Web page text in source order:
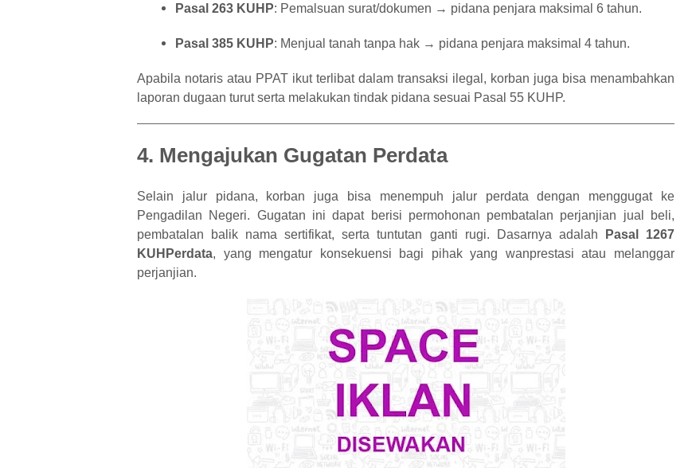
Pasal 263 KUHP: Pemalsuan surat/dokumen → pidana penjara maksimal 6 tahun.
Pasal 385 KUHP: Menjual tanah tanpa hak → pidana penjara maksimal 4 tahun.
Apabila notaris atau PPAT ikut terlibat dalam transaksi ilegal, korban juga bisa menambahkan
laporan dugaan turut serta melakukan tindak pidana sesuai Pasal 55 KUHP.
4. Mengajukan Gugatan Perdata
Selain jalur pidana, korban juga bisa menempuh jalur perdata dengan menggugat ke
Pengadilan Negeri. Gugatan ini dapat berisi permohonan pembatalan perjanjian jual beli,
pembatalan balik nama sertifikat, serta tuntutan ganti rugi. Dasarnya adalah
Pasal 1267
KUHPerdata, yang mengatur konsekuensi bagi pihak yang wanprestasi atau melanggar
perjanjian.